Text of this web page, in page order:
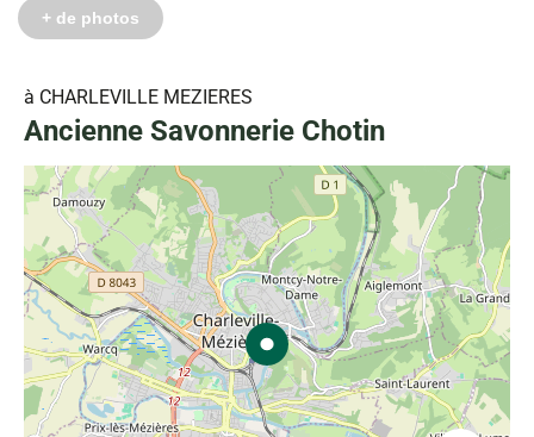
à CHARLEVILLE MEZIERES
Ancienne Savonnerie Chotin
+ de photos